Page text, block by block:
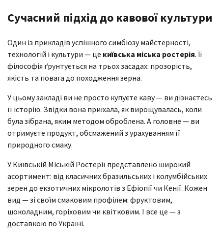
Сучасний підхід до кавової культури
Один із прикладів успішного симбіозу майстерності,
технологій і культури — це київська міська ростерія. Її
філософія ґрунтується на трьох засадах: прозорість,
якість та повага до походження зерна.
У цьому закладі ви не просто купуєте каву — ви дізнаєтесь
її історію. Звідки вона приїхала, як вирощувалась, коли
була зібрана, яким методом оброблена. А головне — ви
отримуєте продукт, обсмажений з урахуванням її
природного смаку.
У Київській Міській Ростерії представлено широкий
асортимент: від класичних бразильських і колумбійських
зерен до екзотичних мікролотів з Ефіопії чи Кенії. Кожен
вид — зі своїм смаковим профілем: фруктовим,
шоколадним, горіховим чи квітковим. І все це — з
доставкою по Україні.